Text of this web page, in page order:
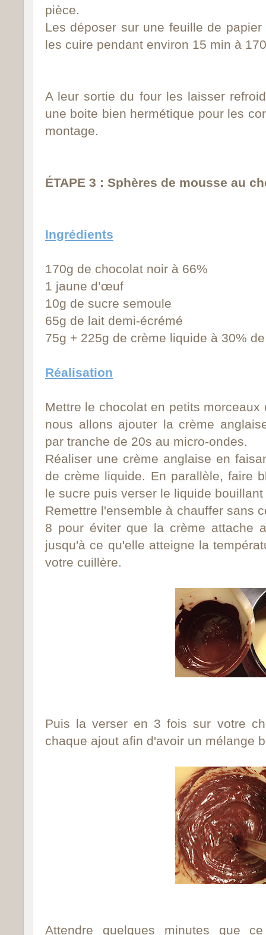
pièce.
Les déposer sur une feuille de
les cuire pendant environ 15 min à
A leur sortie du four les laisser
une boite bien hermétique pour les
montage.
ÉTAPE 3 : Sphères de mousse au
Ingrédients
170g de chocolat noir à 66%
1 jaune d’œuf
10g de sucre semoule
65g de lait demi-écrémé
75g + 225g de crème liquide à 30%
Réalisation
Mettre le chocolat en petits
nous allons ajouter la crème
par tranche de 20s au micro-ondes.
Réaliser une crème anglaise en
de crème liquide. En parallèle, faire
le sucre puis verser le liquide
Remettre l'ensemble à chauffer sans
8 pour éviter que la crème attache
jusqu'à ce qu'elle atteigne la
votre cuillère.
Puis la verser en 3 fois sur votre
chaque ajout afin d'avoir un mélange
Attendre quelques minutes que